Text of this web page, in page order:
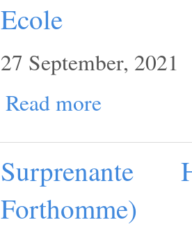
Ecole
27 September, 2021
Read more
Surprenante
Forthomme)